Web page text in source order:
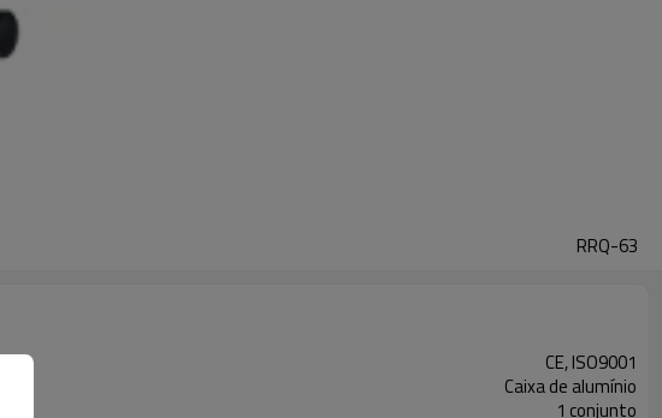
RRQ-63
CE, ISO9001
Caixa de alumínio
1 conjunto